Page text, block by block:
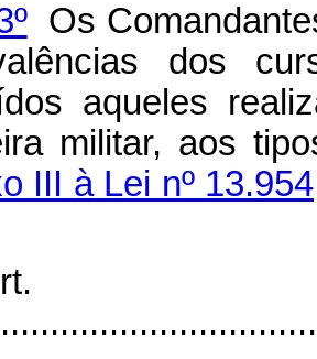
Os
dos
aqueles
militar, aos
III à Lei nº